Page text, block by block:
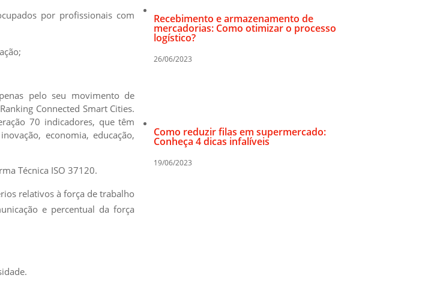
por profissionais com
pelo seu movimento de
Connected Smart Cities.
70 indicadores, que têm
economia, educação,
Técnica ISO 37120.
relativos à força de trabalho
e percentual da força
Recebimento e armazenamento de
mercadorias: Como otimizar o processo
logístico?
26/06/2023
Como reduzir filas em supermercado:
Conheça 4 dicas infalíveis
19/06/2023